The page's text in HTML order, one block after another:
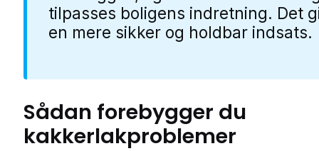
tilpasses boligens indretning. Det
en mere sikker og holdbar indsats.
Sådan forebygger du
kakkerlakproblemer